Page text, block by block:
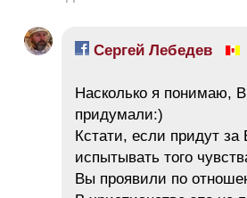
Сергей Лебедев
Насколько я понимаю,
придумали:)
Кстати, если придут
испытывать того
Вы проявили по